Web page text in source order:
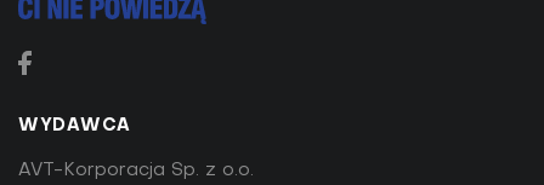
WYDAWCA
AVT-Korporacja Sp. z o.o.